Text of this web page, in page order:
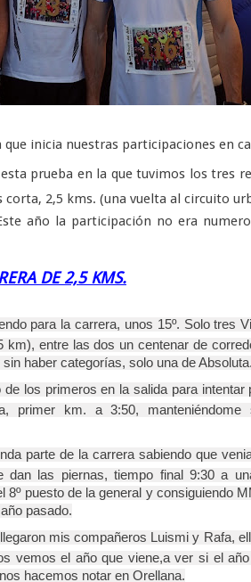
inicia nuestras participaciones en
prueba en la que tuvimos los tres
2,5 kms. (una vuelta al circuito
año la participación no era
DE 2,5 KMS.
para la carrera, unos 15º. Solo tres
km), entre las dos un centenar de
haber categorías, solo una de Absoluta.
de los primeros en la salida para
primer km. a 3:50, manteniéndome
parte de la carrera sabiendo que
dan las piernas, tiempo final 9:30 a
8º puesto de la general y consiguiendo
pasado.
mis compañeros Luismi y Rafa,
vemos el año que viene,a ver si el
hacemos notar en Orellana.